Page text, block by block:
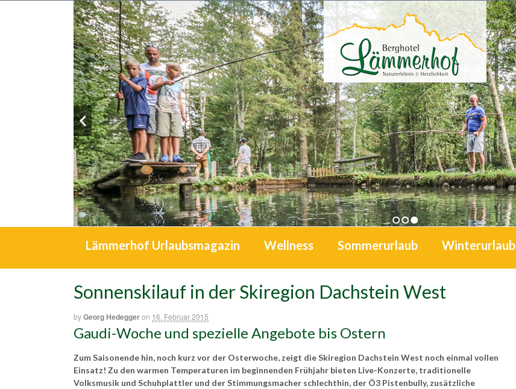
1 2 3
Lämmerhof Urlaubsmagazin Wellness Sommerurlaub Winterurlaub
Sonnenskilauf in der Skiregion Dachstein West
byGeorg Hedeggeron 16. Februar 2015
Gaudi-Woche und spezielle Angebote bis Ostern
Zum Saisonende hin, noch kurz vor der Osterwoche, zeigt die Skiregion Dachstein West noch einmal vollen
Einsatz! Zu den warmen Temperaturen im beginnenden Frühjahr bieten Live-Konzerte, traditionelle
Volksmusik und Schuhplattler und der Stimmungsmacher schlechthin, der Ö3 Pistenbully, zusätzliche